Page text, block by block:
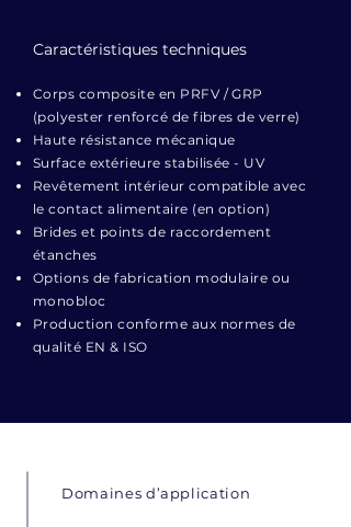
Caractéristiques techniques
Corps composite en PRFV / GRP
(polyester renforcé de fibres de verre)
Haute résistance mécanique
Surface extérieure stabilisée - UV
Revêtement intérieur compatible avec
le contact alimentaire (en option)
Brides et points de raccordement
étanches
Options de fabrication modulaire ou
monobloc
Production conforme aux normes de
qualité EN & ISO
Domaines d’application